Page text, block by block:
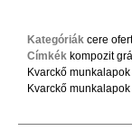
Kategóriák cere
Címkék kompozit
Kvarckő
Kvarckő